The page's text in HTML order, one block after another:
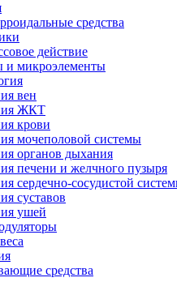
средства
действие
и микроэлементы
вен
ЖКТ
крови
мочеполовой системы
органов дыхания
печени и желчного пузыря
сердечно-сосудистой
суставов
ушей
средства